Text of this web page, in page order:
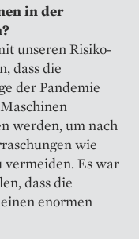
in der
unseren Risiko-
dass die
der Pandemie
werden, um nach
wie
vermeiden. Es war
dass die
enormen